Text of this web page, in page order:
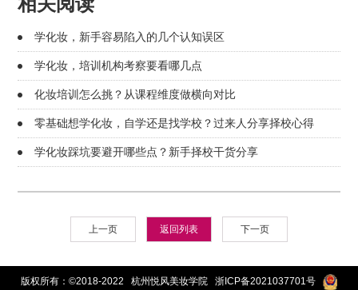
学化妆，新手容易陷入的几个认知误区
学化妆，培训机构考察要看哪几点
化妆培训怎么挑？从课程维度做横向对比
零基础想学化妆，自学还是找学校？过来人分享择校心得
学化妆踩坑要避开哪些点？新手择校干货分享
上一页 返回列表 下一页
版权所有：©2018-2022 杭州悦风美妆学院 浙ICP备2021037701号